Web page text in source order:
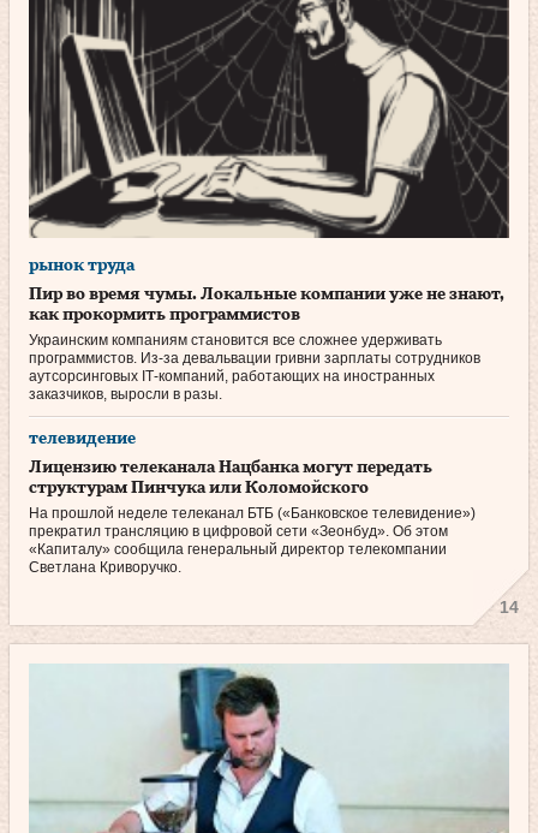
рынок труда
Пир во время чумы. Локальные компании уже не знают,
как прокормить программистов
Украинским компаниям становится все сложнее удерживать
программистов. Из-за девальвации гривни зарплаты сотрудников
аутсорсинговых IT‑компаний, работающих на иностранных
заказчиков, выросли в разы.
телевидение
Лицензию телеканала Нацбанка могут передать
структурам Пинчука или Коломойского
На прошлой неделе телеканал БТБ («Банковское телевидение»)
прекратил трансляцию в цифровой сети «Зеонбуд». Об этом
«Капиталу» сообщила генеральный директор телекомпании
Светлана Криворучко.
14